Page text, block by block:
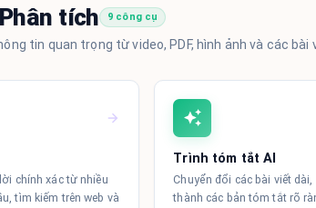
tích 9 công cụ
tin quan trọng từ video, PDF, hình ảnh và các bài
chính xác từ nhiều
tìm kiếm trên web và
Trình tóm tắt AI
Chuyển đổi các bài viết dài,
thành các bản tóm tắt rõ